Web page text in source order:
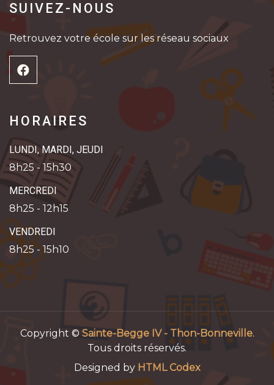
SUIVEZ-NOUS
Retrouvez votre école sur les réseau sociaux
HORAIRES
LUNDI, MARDI, JEUDI
8h25 - 15h30
MERCREDI
8h25 - 12h15
VENDREDI
8h25 - 15h10
Copyright © Sainte-Begge IV - Thon-Bonneville.
Tous droits réservés.
Designed by HTML Codex